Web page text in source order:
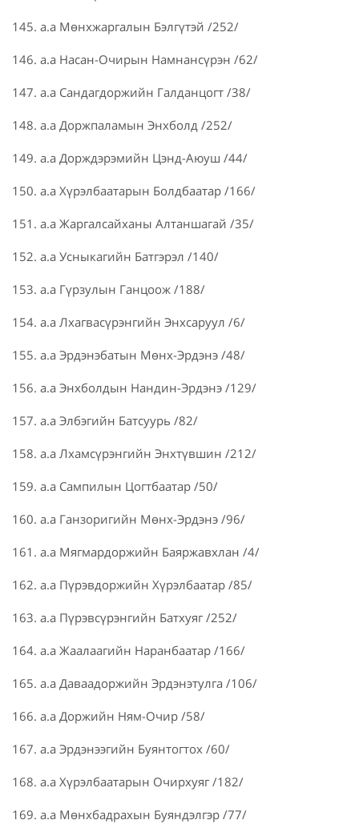
145. а.а Мөнхжаргалын Бэлгүтэй /252/
146. а.а Насан-Очирын Намнансүрэн /62/
147. а.а Сандагдоржийн Галданцогт /38/
148. а.а Доржпаламын Энхболд /252/
149. а.а Дорждэрэмийн Цэнд-Аюуш /44/
150. а.а Хүрэлбаатарын Болдбаатар /166/
151. а.а Жаргалсайханы Алтаншагай /35/
152. а.а Усныкагийн Батгэрэл /140/
153. а.а Гүрзулын Ганцоож /188/
154. а.а Лхагвасүрэнгийн Энхсаруул /6/
155. а.а Эрдэнэбатын Мөнх-Эрдэнэ /48/
156. а.а Энхболдын Нандин-Эрдэнэ /129/
157. а.а Элбэгийн Батсуурь /82/
158. а.а Лхамсүрэнгийн Энхтүвшин /212/
159. а.а Сампилын Цогтбаатар /50/
160. а.а Ганзоригийн Мөнх-Эрдэнэ /96/
161. а.а Мягмардоржийн Баяржавхлан /4/
162. а.а Пүрэвдоржийн Хүрэлбаатар /85/
163. а.а Пүрэвсүрэнгийн Батхуяг /252/
164. а.а Жаалаагийн Наранбаатар /166/
165. а.а Даваадоржийн Эрдэнэтулга /106/
166. а.а Доржийн Ням-Очир /58/
167. а.а Эрдэнээгийн Буянтогтох /60/
168. а.а Хүрэлбаатарын Очирхуяг /182/
169. а.а Мөнхбадрахын Буяндэлгэр /77/